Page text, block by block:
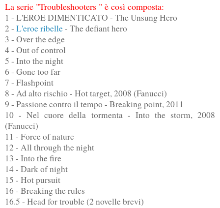
La serie "Troubleshooters " è così composta:
1 - L'EROE DIMENTICATO - The Unsung Hero
2 - L'eroe ribelle- The defiant hero
3 - Over the edge
4 - Out of control
5 - Into the night
6 - Gone too far
7 - Flashpoint
8 - Ad alto rischio - Hot target, 2008 (Fanucci)
9 - Passione contro il tempo - Breaking point, 2011
10 - Nel cuore della tormenta - Into the storm, 2008
(Fanucci)
11 - Force of nature
12 - All through the night
13 - Into the fire
14 - Dark of night
15 - Hot pursuit
16 - Breaking the rules
16.5 - Head for trouble (2 novelle brevi)